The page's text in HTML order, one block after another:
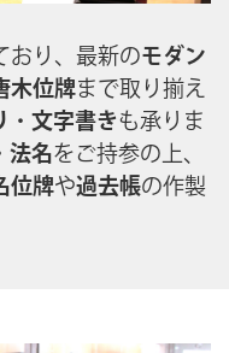
おり、最新のモダン
木位牌まで取り揃え
・ 文字書きも承りま
法名をご持参の上、
位牌や過去帳の作製